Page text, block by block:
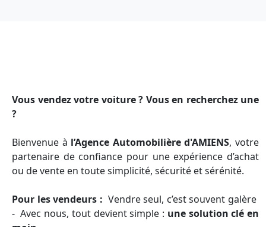
Vous vendez votre voiture ? Vous en recherchez une
?
Bienvenue à l’Agence Automobilière d'AMIENS, votre
partenaire de confiance pour une expérience d’achat
ou de vente en toute simplicité, sécurité et sérénité.
Pour les vendeurs : Vendre seul, c’est souvent galère
- Avec nous, tout devient simple : une solution clé en